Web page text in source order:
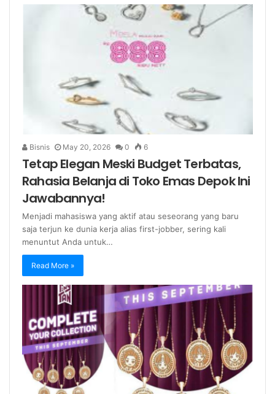
Bisnis May 20, 2026 0 6
Tetap Elegan Meski Budget Terbatas,
Rahasia Belanja di Toko Emas Depok Ini
Jawabannya!
Menjadi mahasiswa yang aktif atau seseorang yang baru
saja terjun ke dunia kerja alias first-jobber, sering kali
menuntut Anda untuk…
Read More »